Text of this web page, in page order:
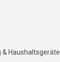
Haushaltsgeräte